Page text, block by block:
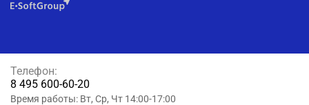
Телефон:
8 495 600-60-20
Время работы: Вт, Ср, Чт 14:00-17:00